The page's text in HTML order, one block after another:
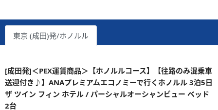
東京 (成田)発/ホノルル
[成田発]＜PEX運賃商品＞【ホノルルコース】【往路のみ混乗車
送迎付き♪】ANAプレミアムエコノミーで行くホノルル 3泊5日
ザ ツイン フィン ホテル / パーシャルオーシャンビュー ベッド
2台